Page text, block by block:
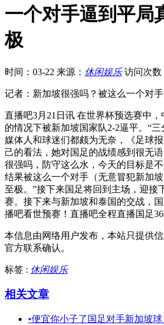
一个对手逼到平局
极
时间：03-22 来源： 休闲娱乐 访问次数
记者：新加坡很强吗？被这么一个对
直播吧3月21日讯 在世界杯预选赛中
的情况下被新加坡国家队2-2逼平。“
媒体人和球迷们都颇为无奈，《足球
己的看法，她对国足的战绩感到很无
很强吗，防守这么水，今天的目标是
结果被这么一个对手（无意冒犯新加
至极。”接下来国足将回到主场，迎接
赛。接下来与新加坡和泰国的交战，
播吧看世预赛！直播吧全程直播国足
本信息由网络用户发布， 本站只提供
官方联系确认。
标签 : 休闲娱乐
相关文章
•便宜你小子了国足对手新加坡